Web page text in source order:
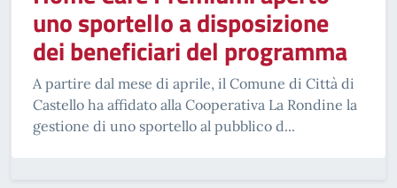
uno sportello a disposizione
dei beneficiari del programma
A partire dal mese di aprile, il Comune di Città di
Castello ha affidato alla Cooperativa La Rondine la
gestione di uno sportello al pubblico d...